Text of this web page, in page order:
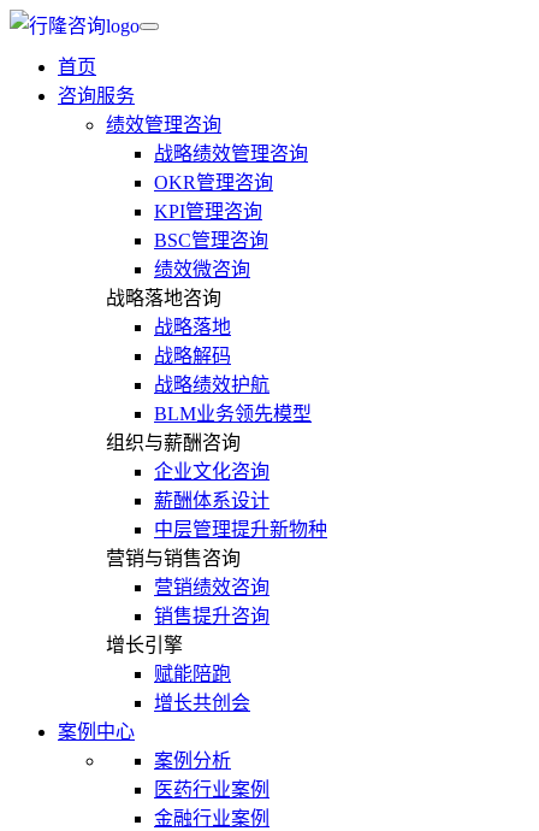
首页
咨询服务
绩效管理咨询
战略绩效管理咨询
OKR管理咨询
KPI管理咨询
BSC管理咨询
绩效微咨询
战略落地咨询
战略落地
战略解码
战略绩效护航
BLM业务领先模型
组织与薪酬咨询
企业文化咨询
薪酬体系设计
中层管理提升新物种
营销与销售咨询
营销绩效咨询
销售提升咨询
增长引擎
赋能陪跑
增长共创会
案例中心
案例分析
医药行业案例
金融行业案例